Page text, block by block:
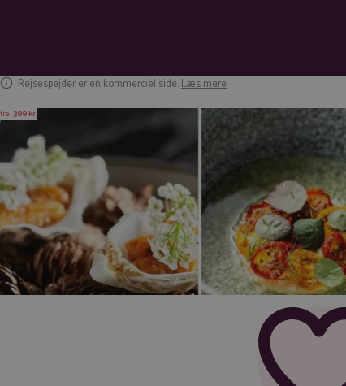
Rejsespejder er en kommerciel side.Læs mere
fra 399 kr.